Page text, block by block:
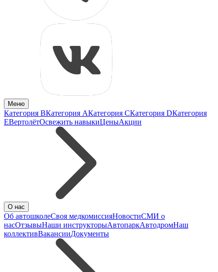
Меню
Категория BКатегория AКатегория CКатегория DКатегория
EВертолётОсвежить навыкиЦеныАкции
О нас
Об автошколеСвоя медкомиссияНовостиСМИ о
насОтзывыНаши инструкторыАвтопаркАвтодромНаш
коллективВакансииДокументы